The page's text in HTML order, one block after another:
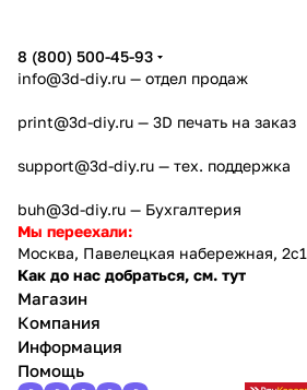
8 (800) 500-45-93
info@3d-diy.ru — отдел продаж
print@3d-diy.ru — 3D печать на заказ
support@3d-diy.ru — тех. поддержка
buh@3d-diy.ru — Бухгалтерия
Мы переехали:
Москва, Павелецкая набережная, 2с1
Как до нас добраться, см. тут
Магазин
Компания
Информация
Помощь